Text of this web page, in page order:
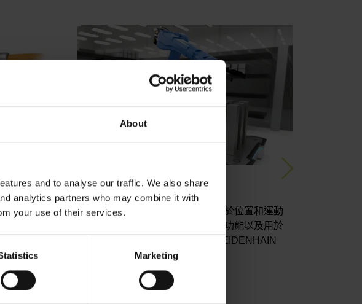
About
and to analyse our traffic. We also share
analytics partners who may combine it with
your use of their services.
Marketing
的連接和
工具機
在工具機自動化領域，我們提供用於位置和運動
控制的編碼器、使用者友好的控制功能以及用於
工件和刀具自動化的模組化系統HEIDENHAIN
Automation Solution。
Next